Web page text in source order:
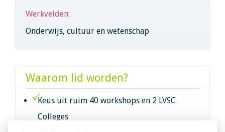
Werkvelden:
Onderwijs, cultuur en wetenschap
Waarom lid worden?
Keus uit ruim 40 workshops en 2 LVSC
Colleges